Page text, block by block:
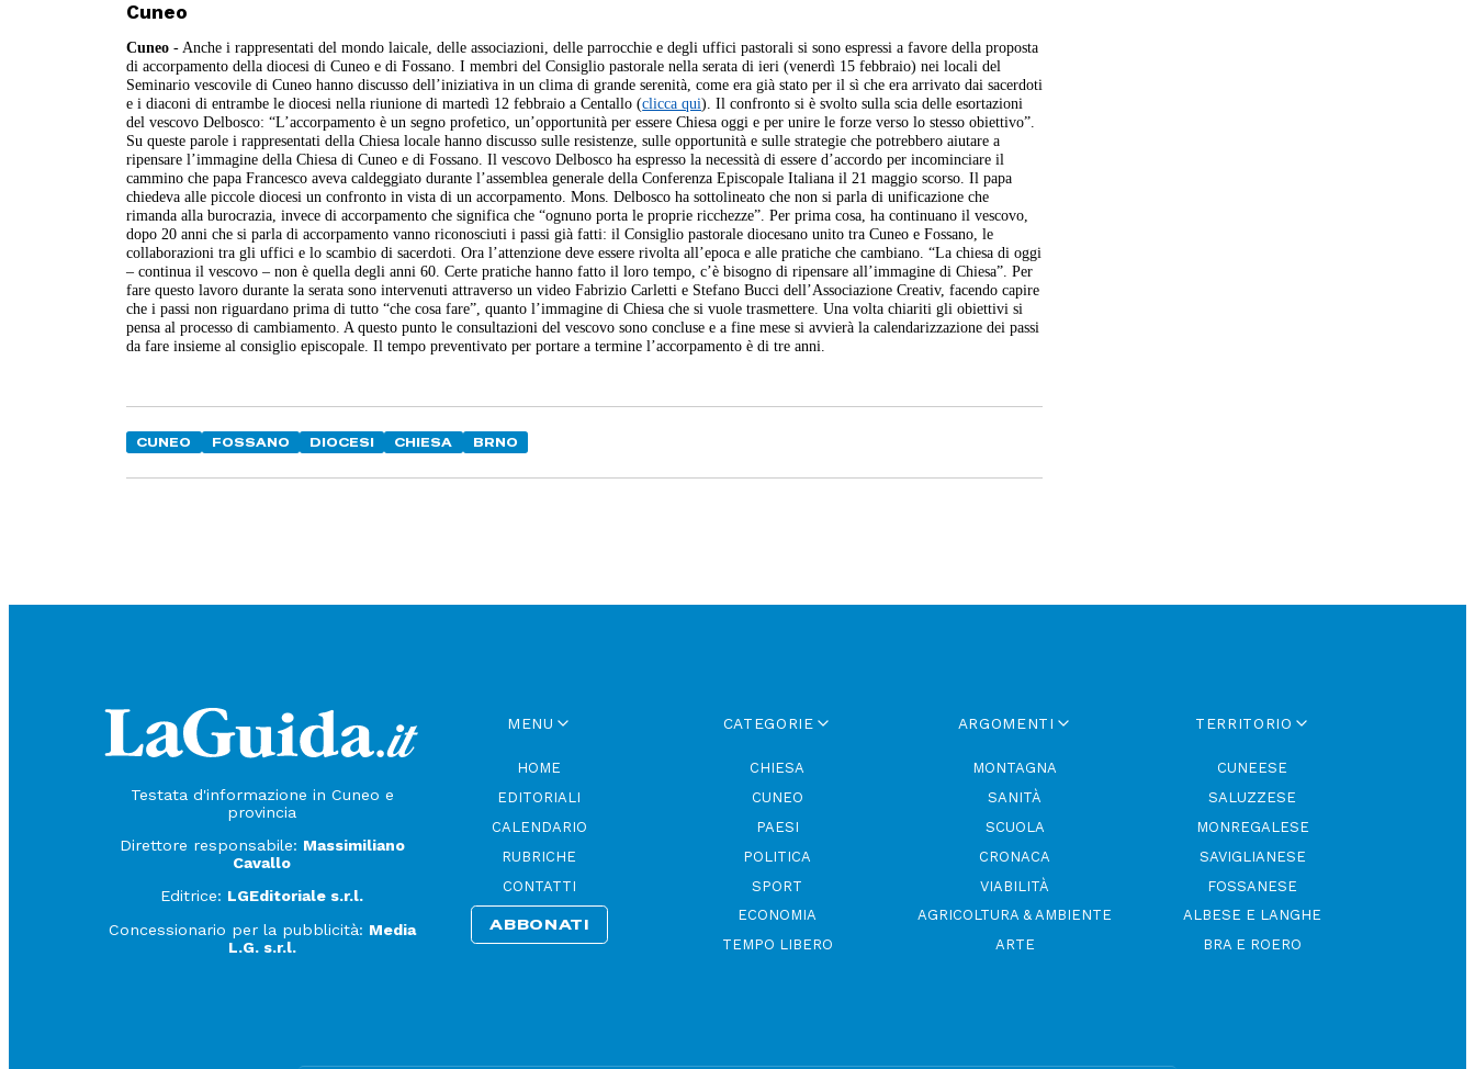
Cuneo
Cuneo - Anche i rappresentati del mondo laicale, delle associazioni, delle parrocchie e degli uffici pastorali si sono espressi a favore della proposta
di accorpamento della diocesi di Cuneo e di Fossano. I membri del Consiglio pastorale nella serata di ieri (venerdì 15 febbraio) nei locali del
Seminario vescovile di Cuneo hanno discusso dell’iniziativa in un clima di grande serenità, come era già stato per il sì che era arrivato dai sacerdoti
e i diaconi di entrambe le diocesi nella riunione di martedì 12 febbraio a Centallo (clicca qui). Il confronto si è svolto sulla scia delle esortazioni
del vescovo Delbosco: “L’accorpamento è un segno profetico, un’opportunità per essere Chiesa oggi e per unire le forze verso lo stesso obiettivo”.
Su queste parole i rappresentati della Chiesa locale hanno discusso sulle resistenze, sulle opportunità e sulle strategie che potrebbero aiutare a
ripensare l’immagine della Chiesa di Cuneo e di Fossano. Il vescovo Delbosco ha espresso la necessità di essere d’accordo per incominciare il
cammino che papa Francesco aveva caldeggiato durante l’assemblea generale della Conferenza Episcopale Italiana il 21 maggio scorso. Il papa
chiedeva alle piccole diocesi un confronto in vista di un accorpamento. Mons. Delbosco ha sottolineato che non si parla di unificazione che
rimanda alla burocrazia, invece di accorpamento che significa che “ognuno porta le proprie ricchezze”. Per prima cosa, ha continuano il vescovo,
dopo 20 anni che si parla di accorpamento vanno riconosciuti i passi già fatti: il Consiglio pastorale diocesano unito tra Cuneo e Fossano, le
collaborazioni tra gli uffici e lo scambio di sacerdoti. Ora l’attenzione deve essere rivolta all’epoca e alle pratiche che cambiano. “La chiesa di oggi
– continua il vescovo – non è quella degli anni 60. Certe pratiche hanno fatto il loro tempo, c’è bisogno di ripensare all’immagine di Chiesa”. Per
fare questo lavoro durante la serata sono intervenuti attraverso un video Fabrizio Carletti e Stefano Bucci dell’Associazione Creativ, facendo capire
che i passi non riguardano prima di tutto “che cosa fare”, quanto l’immagine di Chiesa che si vuole trasmettere. Una volta chiariti gli obiettivi si
pensa al processo di cambiamento. A questo punto le consultazioni del vescovo sono concluse e a fine mese si avvierà la calendarizzazione dei passi
da fare insieme al consiglio episcopale. Il tempo preventivato per portare a termine l’accorpamento è di tre anni.
CUNEO FOSSANO DIOCESI CHIESA BRNO
Testata d'informazione in Cuneo e
provincia
Direttore responsabile: Massimiliano
Cavallo
Editrice: LGEditoriale s.r.l.
Concessionario per la pubblicità: Media
L.G. s.r.l.
MENU
HOME
EDITORIALI
CALENDARIO
RUBRICHE
CONTATTI
ABBONATI
CATEGORIE
CHIESA
CUNEO
PAESI
POLITICA
SPORT
ECONOMIA
TEMPO LIBERO
ARGOMENTI
MONTAGNA
SANITÀ
SCUOLA
CRONACA
VIABILITÀ
AGRICOLTURA & AMBIENTE
ARTE
TERRITORIO
CUNEESE
SALUZZESE
MONREGALESE
SAVIGLIANESE
FOSSANESE
ALBESE E LANGHE
BRA E ROERO